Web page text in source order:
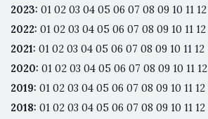
2023: 01 02 03 04 05 06 07 08 09 10 11 12
2022: 01 02 03 04 05 06 07 08 09 10 11 12
2021: 01 02 03 04 05 06 07 08 09 10 11 12
2020: 01 02 03 04 05 06 07 08 09 10 11 12
2019: 01 02 03 04 05 06 07 08 09 10 11 12
2018: 01 02 03 04 05 06 07 08 09 10 11 12